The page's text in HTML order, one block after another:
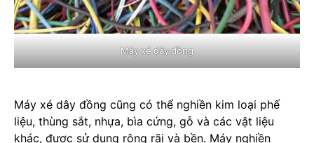
Máy xé dây đồng
Máy xé dây đồng cũng có thể nghiền kim loại phế
liệu, thùng sắt, nhựa, bìa cứng, gỗ và các vật liệu
khác, được sử dụng rộng rãi và bền. Máy nghiền